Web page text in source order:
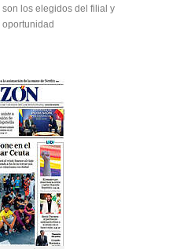
los elegidos del filial y